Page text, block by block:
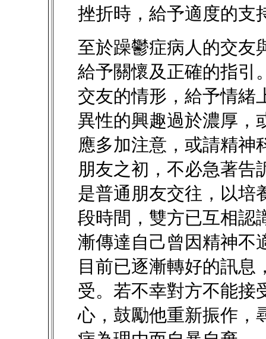
挫折時，給予適度的支
至於躁鬱症病人的交友
給予關懷及正確的指引
交友的情形，給予情緒
異性的興趣過於濃厚，
應多加注意，或請精神
朋友之初，不必急著告
是普通朋友交往，以培
段時間，雙方已互相認
漸傳達自己曾因精神不
目前已逐漸轉好的訊息
受。若不幸對方不能接
心，鼓勵他重新振作，